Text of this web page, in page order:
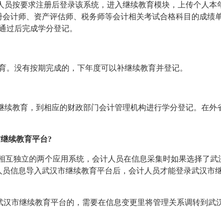
按要求注册后登录该系统，进入继续教育模块，上传个人本
计师、资产评估师、税务师等会计相关考试合格科目的成绩
过后完成学分登记。
没有按期完成的，下年度可以补继续教育并登记。
教育，到相应的财政部门会计管理机构进行学分登记。在外
续教育平台?
独立的两个应用系统，会计人员在信息采集时如果选择了武
信息导入武汉市继续教育平台后，会计人员才能登录武汉市
市继续教育平台的，需要在信息变更里将管理关系调转到武